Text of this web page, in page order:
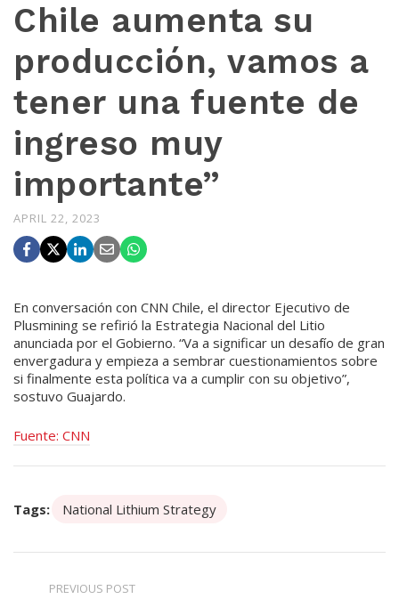
Chile aumenta su
producción, vamos a
tener una fuente de
ingreso muy
importante”
APRIL 22, 2023
En conversación con CNN Chile, el director Ejecutivo de
Plusmining se refirió la Estrategia Nacional del Litio
anunciada por el Gobierno. “Va a significar un desafío de gran
envergadura y empieza a sembrar cuestionamientos sobre
si finalmente esta política va a cumplir con su objetivo”,
sostuvo Guajardo.
Fuente: CNN
Tags: National Lithium Strategy
PREVIOUS POST